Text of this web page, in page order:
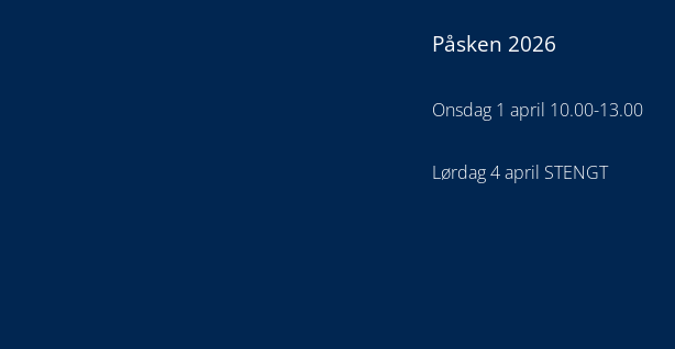
Påsken 2026
Onsdag 1 april 10.00-13.00
Lørdag 4 april STENGT